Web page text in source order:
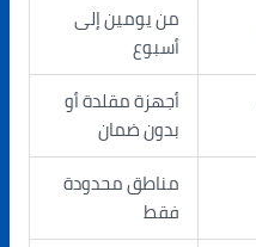
من يومين إلى
أسبوع
أجهزة مقلدة أو
بدون ضمان
مناطق محدودة
فقط